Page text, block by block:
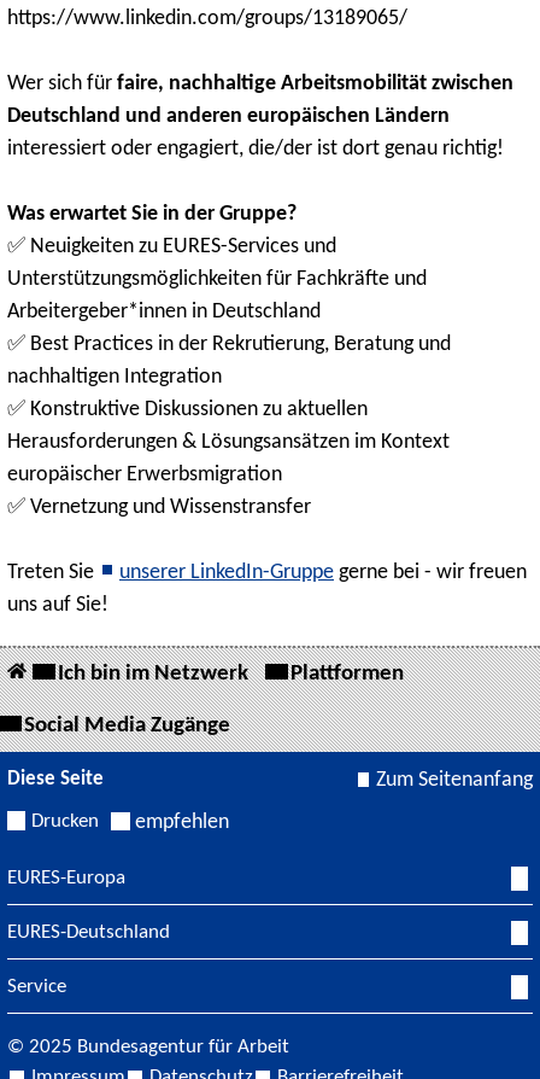
https://www.linkedin.com/groups/13189065/
Wer sich für faire, nachhaltige Arbeitsmobilität zwischen
Deutschland und anderen europäischen Ländern
interessiert oder engagiert, die/der ist dort genau richtig!
Was erwartet Sie in der Gruppe?
✅ Neuigkeiten zu EURES-Services und
Unterstützungsmöglichkeiten für Fachkräfte und
Arbeitergeber*innen in Deutschland
✅ Best Practices in der Rekrutierung, Beratung und
nachhaltigen Integration
✅ Konstruktive Diskussionen zu aktuellen
Herausforderungen & Lösungsansätzen im Kontext
europäischer Erwerbsmigration
✅ Vernetzung und Wissenstransfer
Treten Sie unserer LinkedIn-Gruppe gerne bei - wir freuen
uns auf Sie!
Ich bin im Netzwerk Plattformen
Social Media Zugänge
Diese Seite
Drucken empfehlen
Zum Seitenanfang
EURES-Europa
EURES-Deutschland
Service
© 2025 Bundesagentur für Arbeit